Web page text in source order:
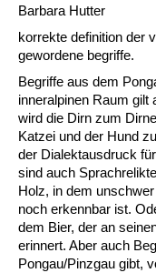
Barbara Hutter
korrekte definition der
gewordene begriffe.
Begriffe aus dem
inneralpinen Raum gilt
wird die Dirn zum
Katzei und der Hund
der Dialektausdruck
sind auch
Holz, in dem
noch erkennbar ist.
dem Bier, der an
erinnert. Aber auch
Pongau/Pinzgau gibt,